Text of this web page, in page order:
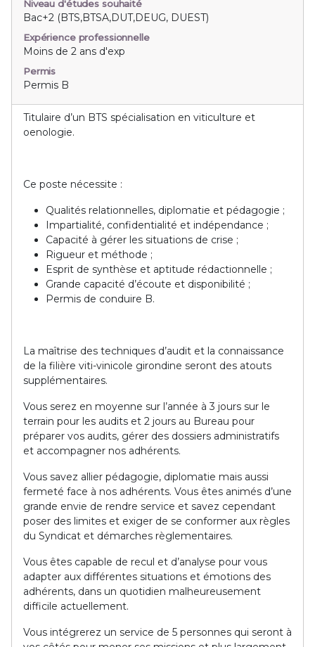
Niveau d'études souhaité
Bac+2 (BTS,BTSA,DUT,DEUG, DUEST)
Expérience professionnelle
Moins de 2 ans d'exp
Permis
Permis B
Titulaire d’un BTS spécialisation en viticulture et
oenologie.
Ce poste nécessite :
Qualités relationnelles, diplomatie et pédagogie ;
Impartialité, confidentialité et indépendance ;
Capacité à gérer les situations de crise ;
Rigueur et méthode ;
Esprit de synthèse et aptitude rédactionnelle ;
Grande capacité d’écoute et disponibilité ;
Permis de conduire B.
La maîtrise des techniques d’audit et la connaissance
de la filière viti-vinicole girondine seront des atouts
supplémentaires.
Vous serez en moyenne sur l’année à 3 jours sur le
terrain pour les audits et 2 jours au Bureau pour
préparer vos audits, gérer des dossiers administratifs
et accompagner nos adhérents.
Vous savez allier pédagogie, diplomatie mais aussi
fermeté face à nos adhérents. Vous êtes animés d’une
grande envie de rendre service et savez cependant
poser des limites et exiger de se conformer aux règles
du Syndicat et démarches règlementaires.
Vous êtes capable de recul et d’analyse pour vous
adapter aux différentes situations et émotions des
adhérents, dans un quotidien malheureusement
difficile actuellement.
Vous intégrerez un service de 5 personnes qui seront à